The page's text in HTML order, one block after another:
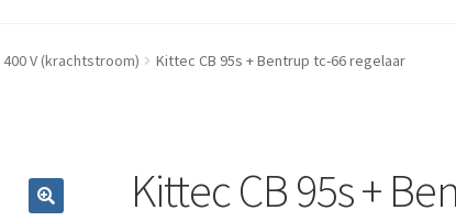
400 V (krachtstroom) Kittec CB 95s + Bentrup tc-66 regelaar
Kittec CB 95s +